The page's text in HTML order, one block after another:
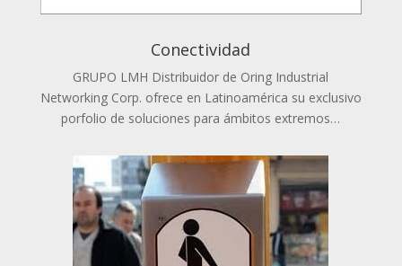
Conectividad
GRUPO LMH Distribuidor de Oring Industrial
Networking Corp. ofrece en Latinoamérica su exclusivo
porfolio de soluciones para ámbitos extremos…